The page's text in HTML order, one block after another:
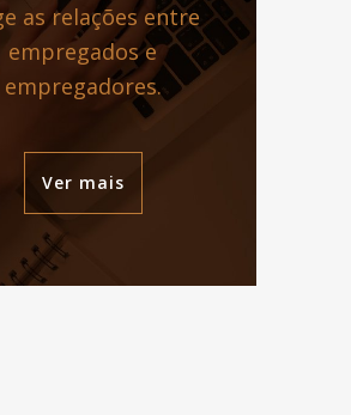
as relações entre
empregados e
empregadores.
Ver mais